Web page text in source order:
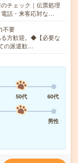
チェック｜伝票処理
電話・来客応対な…
不要
方歓迎。◆【必要な
の派遣歓…
50代
60代
男性